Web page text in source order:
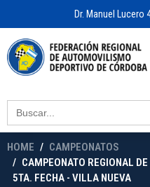
Dr. Manuel Lucero
Search
for:
HOME
CAMPEONATOS
CAMPEONATO REGIONAL
5TA. FECHA - VILLA NUEVA